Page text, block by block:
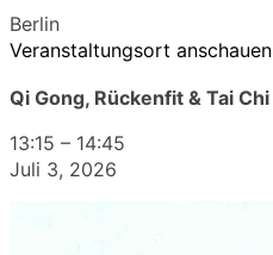
Berlin
Veranstaltungsort anschauen
Qi Gong, Rückenfit & Tai Chi
13:15 – 14:45
Juli 3, 2026